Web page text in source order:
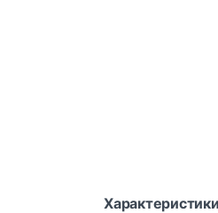
Характеристики